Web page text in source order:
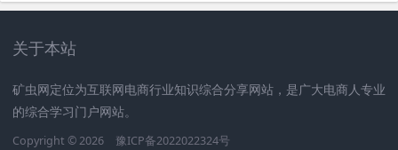
关于本站
矿虫网定位为互联网电商行业知识综合分享网站，是广大电商人专业
的综合学习门户网站。
Copyright © 2026 豫ICP备2022022324号